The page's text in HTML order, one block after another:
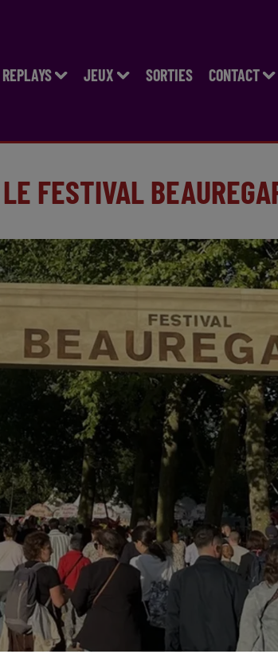
REPLAYS JEUX SORTIES CONTACT
FESTIVAL